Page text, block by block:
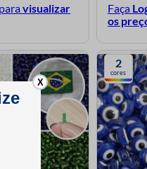
paravisualizar
Faça
os
2
cores
X